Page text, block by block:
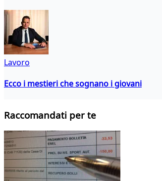
Lavoro
Ecco i mestieri che sognano i giovani
Raccomandati per te